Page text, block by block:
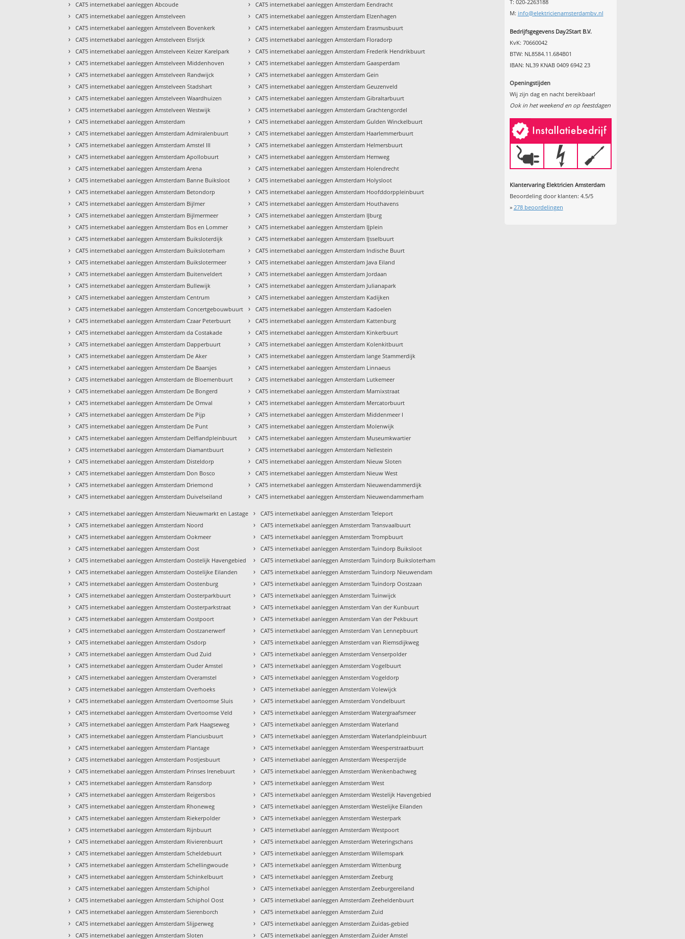
› CAT5 internetkabel aanleggen Abcoude
› CAT5 internetkabel aanleggen Amstelveen
› CAT5 internetkabel aanleggen Amstelveen Bovenkerk
› CAT5 internetkabel aanleggen Amstelveen Elsrijck
› CAT5 internetkabel aanleggen Amstelveen Keizer Karelpark
› CAT5 internetkabel aanleggen Amstelveen Middenhoven
› CAT5 internetkabel aanleggen Amstelveen Randwijck
› CAT5 internetkabel aanleggen Amstelveen Stadshart
› CAT5 internetkabel aanleggen Amstelveen Waardhuizen
› CAT5 internetkabel aanleggen Amstelveen Westwijk
› CAT5 internetkabel aanleggen Amsterdam
› CAT5 internetkabel aanleggen Amsterdam Admiralenbuurt
› CAT5 internetkabel aanleggen Amsterdam Amstel III
› CAT5 internetkabel aanleggen Amsterdam Apollobuurt
› CAT5 internetkabel aanleggen Amsterdam Arena
› CAT5 internetkabel aanleggen Amsterdam Banne Buiksloot
› CAT5 internetkabel aanleggen Amsterdam Betondorp
› CAT5 internetkabel aanleggen Amsterdam Bijlmer
› CAT5 internetkabel aanleggen Amsterdam Bijlmermeer
› CAT5 internetkabel aanleggen Amsterdam Bos en Lommer
› CAT5 internetkabel aanleggen Amsterdam Buiksloterdijk
› CAT5 internetkabel aanleggen Amsterdam Buiksloterham
› CAT5 internetkabel aanleggen Amsterdam Buikslotermeer
› CAT5 internetkabel aanleggen Amsterdam Buitenveldert
› CAT5 internetkabel aanleggen Amsterdam Bullewijk
› CAT5 internetkabel aanleggen Amsterdam Centrum
› CAT5 internetkabel aanleggen Amsterdam Concertgebouwbuurt
› CAT5 internetkabel aanleggen Amsterdam Czaar Peterbuurt
› CAT5 internetkabel aanleggen Amsterdam da Costakade
› CAT5 internetkabel aanleggen Amsterdam Dapperbuurt
› CAT5 internetkabel aanleggen Amsterdam De Aker
› CAT5 internetkabel aanleggen Amsterdam De Baarsjes
› CAT5 internetkabel aanleggen Amsterdam de Bloemenbuurt
› CAT5 internetkabel aanleggen Amsterdam De Bongerd
› CAT5 internetkabel aanleggen Amsterdam De Omval
› CAT5 internetkabel aanleggen Amsterdam De Pijp
› CAT5 internetkabel aanleggen Amsterdam De Punt
› CAT5 internetkabel aanleggen Amsterdam Delflandpleinbuurt
› CAT5 internetkabel aanleggen Amsterdam Diamantbuurt
› CAT5 internetkabel aanleggen Amsterdam Disteldorp
› CAT5 internetkabel aanleggen Amsterdam Don Bosco
› CAT5 internetkabel aanleggen Amsterdam Driemond
› CAT5 internetkabel aanleggen Amsterdam Duivelseiland
› CAT5 internetkabel aanleggen Amsterdam Eendracht
› CAT5 internetkabel aanleggen Amsterdam Elzenhagen
› CAT5 internetkabel aanleggen Amsterdam Erasmusbuurt
› CAT5 internetkabel aanleggen Amsterdam Floradorp
› CAT5 internetkabel aanleggen Amsterdam Frederik Hendrikbuurt
› CAT5 internetkabel aanleggen Amsterdam Gaasperdam
› CAT5 internetkabel aanleggen Amsterdam Gein
› CAT5 internetkabel aanleggen Amsterdam Geuzenveld
› CAT5 internetkabel aanleggen Amsterdam Gibraltarbuurt
› CAT5 internetkabel aanleggen Amsterdam Grachtengordel
› CAT5 internetkabel aanleggen Amsterdam Gulden Winckelbuurt
› CAT5 internetkabel aanleggen Amsterdam Haarlemmerbuurt
› CAT5 internetkabel aanleggen Amsterdam Helmersbuurt
› CAT5 internetkabel aanleggen Amsterdam Hemweg
› CAT5 internetkabel aanleggen Amsterdam Holendrecht
› CAT5 internetkabel aanleggen Amsterdam Holysloot
› CAT5 internetkabel aanleggen Amsterdam Hoofddorppleinbuurt
› CAT5 internetkabel aanleggen Amsterdam Houthavens
› CAT5 internetkabel aanleggen Amsterdam IJburg
› CAT5 internetkabel aanleggen Amsterdam IJplein
› CAT5 internetkabel aanleggen Amsterdam IJsselbuurt
› CAT5 internetkabel aanleggen Amsterdam Indische Buurt
› CAT5 internetkabel aanleggen Amsterdam Java Eiland
› CAT5 internetkabel aanleggen Amsterdam Jordaan
› CAT5 internetkabel aanleggen Amsterdam Julianapark
› CAT5 internetkabel aanleggen Amsterdam Kadijken
› CAT5 internetkabel aanleggen Amsterdam Kadoelen
› CAT5 internetkabel aanleggen Amsterdam Kattenburg
› CAT5 internetkabel aanleggen Amsterdam Kinkerbuurt
› CAT5 internetkabel aanleggen Amsterdam Kolenkitbuurt
› CAT5 internetkabel aanleggen Amsterdam lange Stammerdijk
› CAT5 internetkabel aanleggen Amsterdam Linnaeus
› CAT5 internetkabel aanleggen Amsterdam Lutkemeer
› CAT5 internetkabel aanleggen Amsterdam Marnixstraat
› CAT5 internetkabel aanleggen Amsterdam Mercatorbuurt
› CAT5 internetkabel aanleggen Amsterdam Middenmeer I
› CAT5 internetkabel aanleggen Amsterdam Molenwijk
› CAT5 internetkabel aanleggen Amsterdam Museumkwartier
› CAT5 internetkabel aanleggen Amsterdam Nellestein
› CAT5 internetkabel aanleggen Amsterdam Nieuw Sloten
› CAT5 internetkabel aanleggen Amsterdam Nieuw West
› CAT5 internetkabel aanleggen Amsterdam Nieuwendammerdijk
› CAT5 internetkabel aanleggen Amsterdam Nieuwendammerham
› CAT5 internetkabel aanleggen Amsterdam Nieuwmarkt en Lastage
› CAT5 internetkabel aanleggen Amsterdam Noord
› CAT5 internetkabel aanleggen Amsterdam Ookmeer
› CAT5 internetkabel aanleggen Amsterdam Oost
› CAT5 internetkabel aanleggen Amsterdam Oostelijk Havengebied
› CAT5 internetkabel aanleggen Amsterdam Oostelijke Eilanden
› CAT5 internetkabel aanleggen Amsterdam Oostenburg
› CAT5 internetkabel aanleggen Amsterdam Oosterparkbuurt
› CAT5 internetkabel aanleggen Amsterdam Oosterparkstraat
› CAT5 internetkabel aanleggen Amsterdam Oostpoort
› CAT5 internetkabel aanleggen Amsterdam Oostzanerwerf
› CAT5 internetkabel aanleggen Amsterdam Osdorp
› CAT5 internetkabel aanleggen Amsterdam Oud Zuid
› CAT5 internetkabel aanleggen Amsterdam Ouder Amstel
› CAT5 internetkabel aanleggen Amsterdam Overamstel
› CAT5 internetkabel aanleggen Amsterdam Overhoeks
› CAT5 internetkabel aanleggen Amsterdam Overtoomse Sluis
› CAT5 internetkabel aanleggen Amsterdam Overtoomse Veld
› CAT5 internetkabel aanleggen Amsterdam Park Haagseweg
› CAT5 internetkabel aanleggen Amsterdam Planciusbuurt
› CAT5 internetkabel aanleggen Amsterdam Plantage
› CAT5 internetkabel aanleggen Amsterdam Postjesbuurt
› CAT5 internetkabel aanleggen Amsterdam Prinses Irenebuurt
› CAT5 internetkabel aanleggen Amsterdam Ransdorp
› CAT5 internetkabel aanleggen Amsterdam Reigersbos
› CAT5 internetkabel aanleggen Amsterdam Rhoneweg
› CAT5 internetkabel aanleggen Amsterdam Riekerpolder
› CAT5 internetkabel aanleggen Amsterdam Rijnbuurt
› CAT5 internetkabel aanleggen Amsterdam Rivierenbuurt
› CAT5 internetkabel aanleggen Amsterdam Scheldebuurt
› CAT5 internetkabel aanleggen Amsterdam Schellingwoude
› CAT5 internetkabel aanleggen Amsterdam Schinkelbuurt
› CAT5 internetkabel aanleggen Amsterdam Schiphol
› CAT5 internetkabel aanleggen Amsterdam Schiphol Oost
› CAT5 internetkabel aanleggen Amsterdam Sierenborch
› CAT5 internetkabel aanleggen Amsterdam Slijperweg
› CAT5 internetkabel aanleggen Amsterdam Sloten
› CAT5 internetkabel aanleggen Amsterdam Teleport
› CAT5 internetkabel aanleggen Amsterdam Transvaalbuurt
› CAT5 internetkabel aanleggen Amsterdam Trompbuurt
› CAT5 internetkabel aanleggen Amsterdam Tuindorp Buiksloot
› CAT5 internetkabel aanleggen Amsterdam Tuindorp Buiksloterham
› CAT5 internetkabel aanleggen Amsterdam Tuindorp Nieuwendam
› CAT5 internetkabel aanleggen Amsterdam Tuindorp Oostzaan
› CAT5 internetkabel aanleggen Amsterdam Tuinwijck
› CAT5 internetkabel aanleggen Amsterdam Van der Kunbuurt
› CAT5 internetkabel aanleggen Amsterdam Van der Pekbuurt
› CAT5 internetkabel aanleggen Amsterdam Van Lennepbuurt
› CAT5 internetkabel aanleggen Amsterdam van Riemsdijkweg
› CAT5 internetkabel aanleggen Amsterdam Venserpolder
› CAT5 internetkabel aanleggen Amsterdam Vogelbuurt
› CAT5 internetkabel aanleggen Amsterdam Vogeldorp
› CAT5 internetkabel aanleggen Amsterdam Volewijck
› CAT5 internetkabel aanleggen Amsterdam Vondelbuurt
› CAT5 internetkabel aanleggen Amsterdam Watergraafsmeer
› CAT5 internetkabel aanleggen Amsterdam Waterland
› CAT5 internetkabel aanleggen Amsterdam Waterlandpleinbuurt
› CAT5 internetkabel aanleggen Amsterdam Weesperstraatbuurt
› CAT5 internetkabel aanleggen Amsterdam Weesperzijde
› CAT5 internetkabel aanleggen Amsterdam Wenkenbachweg
› CAT5 internetkabel aanleggen Amsterdam West
› CAT5 internetkabel aanleggen Amsterdam Westelijk Havengebied
› CAT5 internetkabel aanleggen Amsterdam Westelijke Eilanden
› CAT5 internetkabel aanleggen Amsterdam Westerpark
› CAT5 internetkabel aanleggen Amsterdam Westpoort
› CAT5 internetkabel aanleggen Amsterdam Weteringschans
› CAT5 internetkabel aanleggen Amsterdam Willemspark
› CAT5 internetkabel aanleggen Amsterdam Wittenburg
› CAT5 internetkabel aanleggen Amsterdam Zeeburg
› CAT5 internetkabel aanleggen Amsterdam Zeeburgereiland
› CAT5 internetkabel aanleggen Amsterdam Zeeheldenbuurt
› CAT5 internetkabel aanleggen Amsterdam Zuid
› CAT5 internetkabel aanleggen Amsterdam Zuidas-gebied
› CAT5 internetkabel aanleggen Amsterdam Zuider Amstel
T: 020-2263188
M: info@elektricienamsterdambv.nl
Bedrijfsgegevens Day2Start B.V.
KvK: 70660042
BTW: NL8584.11.684B01
IBAN: NL39 KNAB 0409 6942 23
Openingstijden
Wij zijn dag en nacht bereikbaar!
Ook in het weekend en op feestdagen
Klantervaring Elektricien Amsterdam
Beoordeling door klanten: 4.5/5
» 278beoordelingen